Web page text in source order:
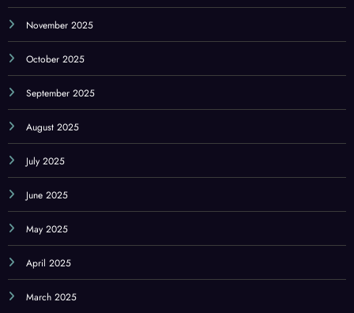
November 2025
October 2025
September 2025
August 2025
July 2025
June 2025
May 2025
April 2025
March 2025